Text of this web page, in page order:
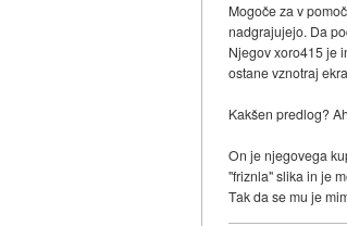
Mogoče za v
nadgrajujejo. Da
Njegov xoro415 je
ostane vznotraj
Kakšen predlog?
On je njegovega
"friznla" slika in je
Tak da se mu je